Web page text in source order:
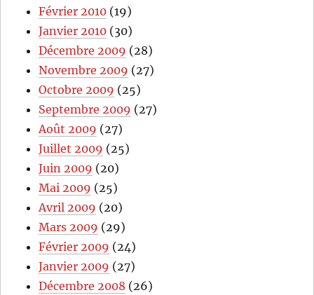
Février 2010 (19)
Janvier 2010 (30)
Décembre 2009 (28)
Novembre 2009 (27)
Octobre 2009 (25)
Septembre 2009 (27)
Août 2009 (27)
Juillet 2009 (25)
Juin 2009 (20)
Mai 2009 (25)
Avril 2009 (20)
Mars 2009 (29)
Février 2009 (24)
Janvier 2009 (27)
Décembre 2008 (26)